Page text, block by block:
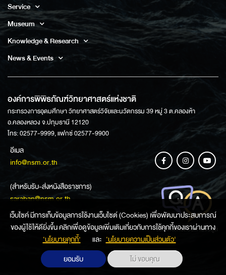
Service
Museum
Knowledge & Research
News & Events
องค์การพิพิธภัณฑ์วิทยาศาสตร์แห่งชาติ
กระทรวงการอุดมศึกษา วิทยาศาสตร์วิจัยและนวัตกรรม 39 หมู่ 3 ต.คลองห้า
อ.คลองหลวง จ.ปทุมธานี 12120
โทร: 02577-9999, แฟกซ์ 02577-9900
อีเมล
info@nsm.or.th
(สำหรับรับ-ส่งหนังสือราชการ)
saraban@nsm.or.th
ช่องทางการสอบถามข้อมูล
เว็บไซค์ มีการเก็บข้อมูลการใช้งานเว็บไซต์ (Cookies) เพื่อพัฒนาประสบการณ์
ของผู้ใช้ให้ดียิ่งขึ้น คลิกเพื่อดูข้อมูลเพิ่มเติมเกี่ยวกับการใช้คุกกี้ของเราผ่านทาง
‘นโยบายคุกกี้’
และ ‘นโยบายความเป็นส่วนตัว'
ยอมรับ
ไม่ ขอบคุณ